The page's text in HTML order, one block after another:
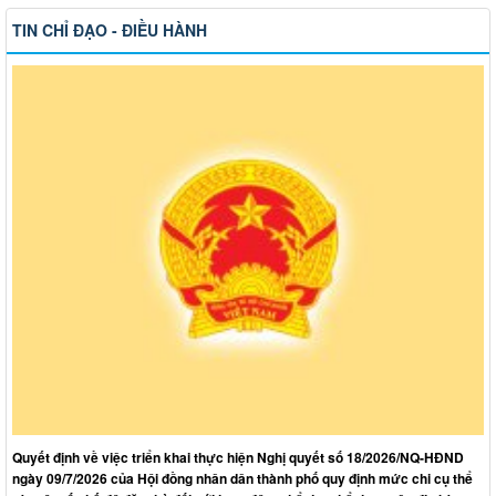
TIN CHỈ ĐẠO - ĐIỀU HÀNH
Quyết định về việc triển khai thực hiện Nghị quyết số 18/2026/NQ-HĐND
ngày 09/7/2026 của Hội đồng nhân dân thành phố quy định mức chi cụ thể